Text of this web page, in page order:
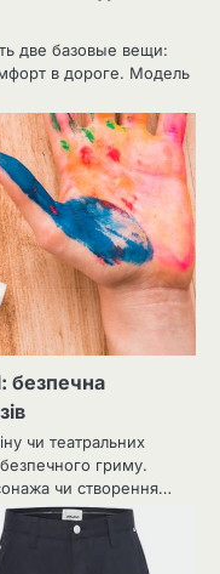
две базовые вещи:
в дороге. Модель
безпечна
чи театральних
гриму.
чи створення…